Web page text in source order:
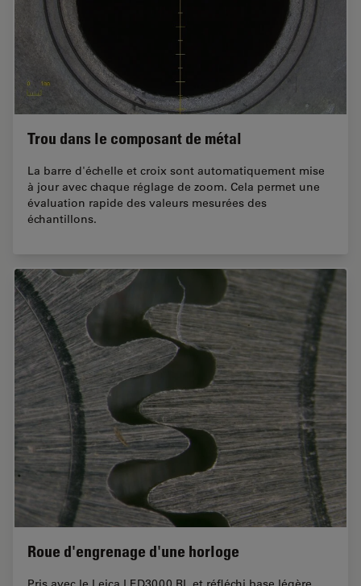
Trou dans le composant de métal
La barre d'échelle et croix sont automatiquement mise
à jour avec chaque réglage de zoom. Cela permet une
évaluation rapide des valeurs mesurées des
échantillons.
Roue d'engrenage d'une horloge